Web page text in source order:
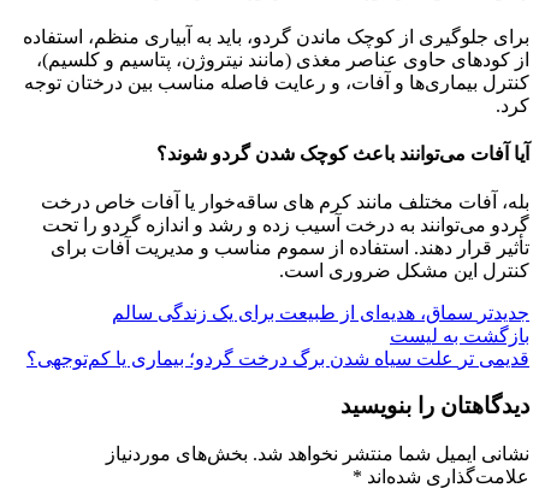
برای جلوگیری از کوچک ماندن گردو، باید به آبیاری منظم، استفاده
از کودهای حاوی عناصر مغذی (مانند نیتروژن، پتاسیم و کلسیم)،
کنترل بیماری‌ها و آفات، و رعایت فاصله مناسب بین درختان توجه
کرد.
آیا آفات می‌توانند باعث کوچک شدن گردو شوند؟
بله، آفات مختلف مانند کرم‌ های ساقه‌خوار یا آفات خاص درخت
گردو می‌توانند به درخت آسیب زده و رشد و اندازه گردو را تحت
تأثیر قرار دهند. استفاده از سموم مناسب و مدیریت آفات برای
کنترل این مشکل ضروری است.
جدیدتر سماق، هدیه‌ای از طبیعت برای یک زندگی سالم
بازگشت به لیست
قدیمی تر
علت سیاه شدن برگ درخت گردو؛ بیماری یا کم‌توجهی؟
دیدگاهتان را بنویسید
نشانی ایمیل شما منتشر نخواهد شد. بخش‌های موردنیاز
علامت‌گذاری شده‌اند *